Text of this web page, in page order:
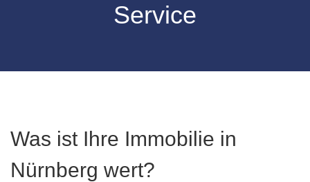
Service
Was ist Ihre Immobilie in
Nürnberg wert?